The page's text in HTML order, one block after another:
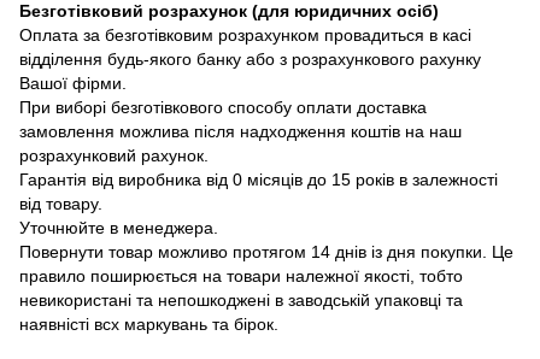
Безготівковий розрахунок (для юридичних осіб)
Оплата за безготівковим розрахунком провадиться в касі
відділення будь-якого банку або з розрахункового рахунку
Вашої фірми.
При виборі безготівкового способу оплати доставка
замовлення можлива після надходження коштів на наш
розрахунковий рахунок.
Гарантія від виробника від 0 місяців до 15 років в залежності
від товару.
Уточнюйте в менеджера.
Повернути товар можливо протягом 14 днів із дня покупки. Це
правило поширюється на товари належної якості, тобто
невикористані та непошкоджені в заводській упаковці та
наявністі всх маркувань та бірок.